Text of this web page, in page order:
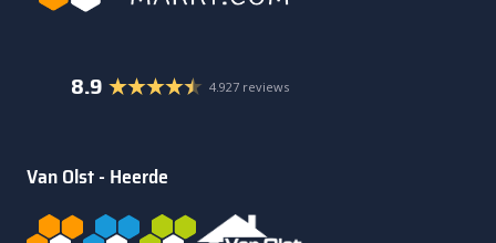
8.9 4.927 reviews
Van Olst - Heerde